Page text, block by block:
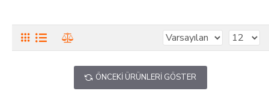
dokulu materyallerden üretilmiş olup doğal his uyandırır. Tek veya
çift kullanım için uygun seçenekler sunar ve bazı modeller titreşimli
veya vakum destekli özellikler ile deneyimi zenginleştirir.
Ergonomik tasarımları sayesinde kolay tutuş ve kullanım sağlar.
Mastürbatörler, hijyenik ve dayanıklı yapıları ile uzun ömürlü
ÖNCEKI ÜRÜNLERI GÖSTER